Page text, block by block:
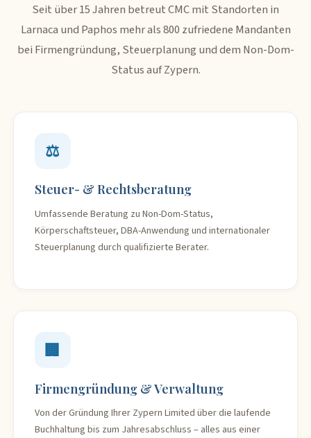
Seit über 15 Jahren betreut CMC mit Standorten in
Larnaca und Paphos mehr als 800 zufriedene Mandanten
bei Firmengründung, Steuerplanung und dem Non-Dom-
Status auf Zypern.
⚖️
Steuer- & Rechtsberatung
Umfassende Beratung zu Non-Dom-Status,
Körperschaftsteuer, DBA-Anwendung und internationaler
Steuerplanung durch qualifizierte Berater.
🏢
Firmengründung & Verwaltung
Von der Gründung Ihrer Zypern Limited über die laufende
Buchhaltung bis zum Jahresabschluss – alles aus einer